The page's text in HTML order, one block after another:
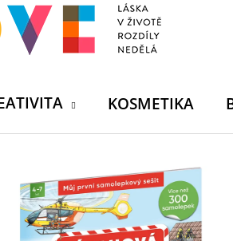
KOSMETIKA
VODNÍ BOMBA -
(ZNOVUPOUŽITELNÁ)|